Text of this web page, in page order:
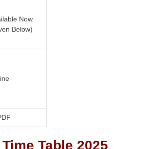
Now
Below)
Table 2025